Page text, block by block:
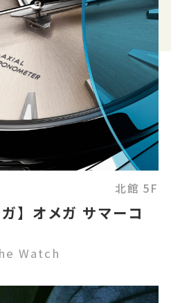
北館 5F
】オメガ サマーコ
Watch